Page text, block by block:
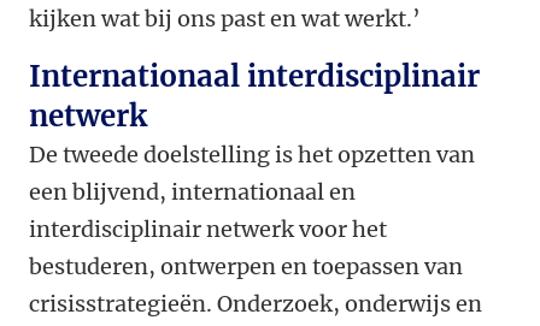
kijken wat bij ons past en wat werkt.’
Internationaal interdisciplinair
netwerk
De tweede doelstelling is het opzetten van
een blijvend, internationaal en
interdisciplinair netwerk voor het
bestuderen, ontwerpen en toepassen van
crisisstrategieën. Onderzoek, onderwijs en